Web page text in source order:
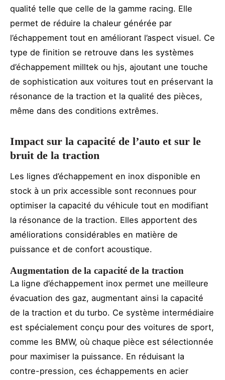
qualité telle que celle de la gamme racing. Elle
permet de réduire la chaleur générée par
l’échappement tout en améliorant l’aspect visuel. Ce
type de finition se retrouve dans les systèmes
d’échappement milltek ou hjs, ajoutant une touche
de sophistication aux voitures tout en préservant la
résonance de la traction et la qualité des pièces,
même dans des conditions extrêmes.
Impact sur la capacité de l’auto et sur le
bruit de la traction
Les lignes d’échappement en inox disponible en
stock à un prix accessible sont reconnues pour
optimiser la capacité du véhicule tout en modifiant
la résonance de la traction. Elles apportent des
améliorations considérables en matière de
puissance et de confort acoustique.
Augmentation de la capacité de la traction
La ligne d’échappement inox permet une meilleure
évacuation des gaz, augmentant ainsi la capacité
de la traction et du turbo. Ce système intermédiaire
est spécialement conçu pour des voitures de sport,
comme les BMW, où chaque pièce est sélectionnée
pour maximiser la puissance. En réduisant la
contre-pression, ces échappements en acier